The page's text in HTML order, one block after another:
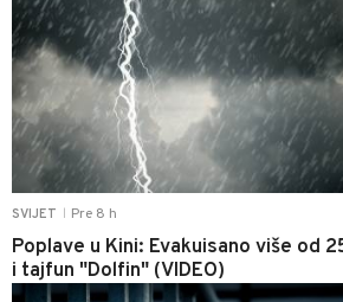
SVIJET Pre 8 h
Poplave u Kini: Evakuisano više od
i tajfun "Dolfin" (VIDEO)